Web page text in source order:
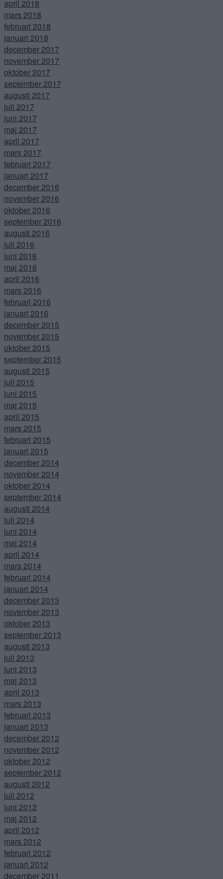
april 2018
mars 2018
februari 2018
januari 2018
december 2017
november 2017
oktober 2017
september 2017
augusti 2017
juli 2017
juni 2017
maj 2017
april 2017
mars 2017
februari 2017
januari 2017
december 2016
november 2016
oktober 2016
september 2016
augusti 2016
juli 2016
juni 2016
maj 2016
april 2016
mars 2016
februari 2016
januari 2016
december 2015
november 2015
oktober 2015
september 2015
augusti 2015
juli 2015
juni 2015
maj 2015
april 2015
mars 2015
februari 2015
januari 2015
december 2014
november 2014
oktober 2014
september 2014
augusti 2014
juli 2014
juni 2014
maj 2014
april 2014
mars 2014
februari 2014
januari 2014
december 2013
november 2013
oktober 2013
september 2013
augusti 2013
juli 2013
juni 2013
maj 2013
april 2013
mars 2013
februari 2013
januari 2013
december 2012
november 2012
oktober 2012
september 2012
augusti 2012
juli 2012
juni 2012
maj 2012
april 2012
mars 2012
februari 2012
januari 2012
december 2011